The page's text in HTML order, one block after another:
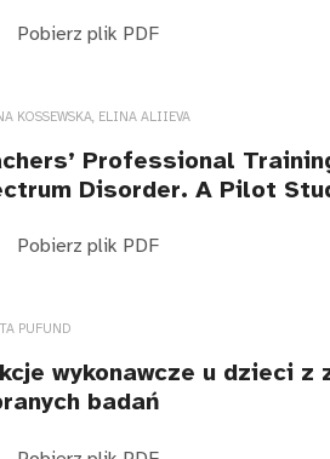
Pobierz plik PDF
KOSSEWSKA, ELINA ALIIEVA
Professional
Disorder. A Pilot
Pobierz plik PDF
PUFUND
wykonawcze u dzieci
badań